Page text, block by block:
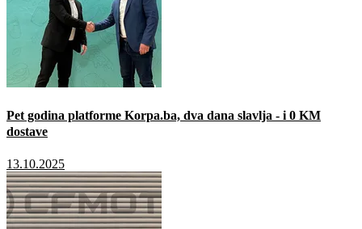
Pet godina platforme Korpa.ba, dva dana slavlja - i 0 KM
dostave
13.10.2025